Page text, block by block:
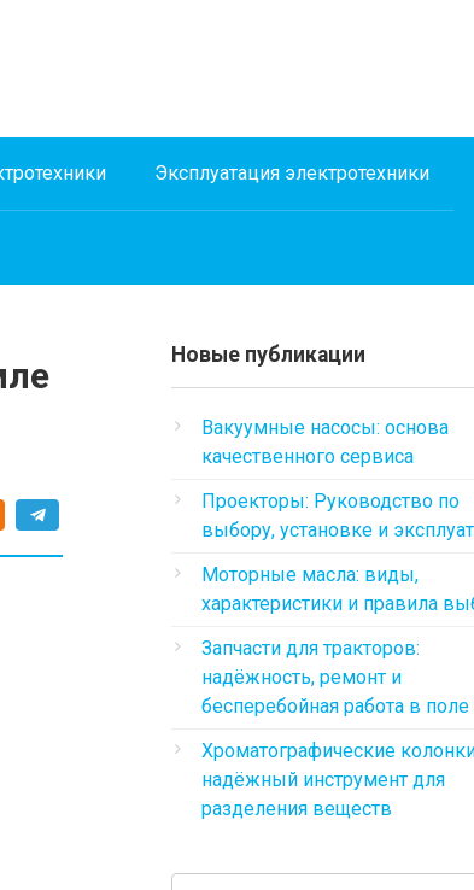
Эксплуатация электротехники
Новые публикации
Вакуумные насосы: основа
качественного сервиса
Проекторы: Руководство по
выбору, установке и
Моторные масла: виды,
характеристики и правила
Запчасти для тракторов:
надёжность, ремонт и
бесперебойная работа в поле
Хроматографические
надёжный инструмент для
разделения веществ